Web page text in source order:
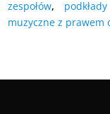
zespołów,
muzyczne z prawem